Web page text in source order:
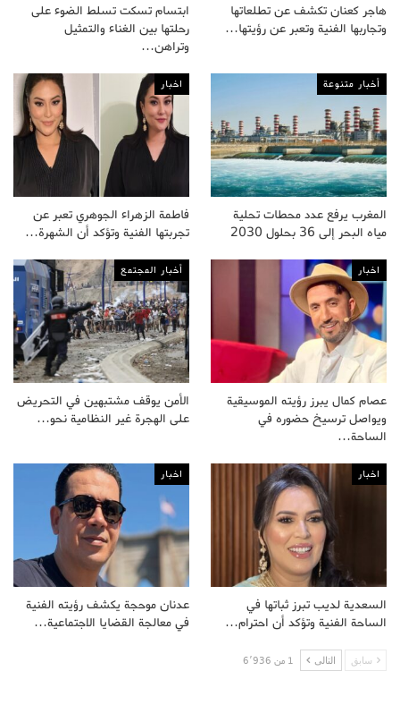
هاجر كعنان تكشف عن تطلعاتها
وتجاربها الفنية وتعبر عن رؤيتها…
ابتسام تسكت تسلط الضوء على
رحلتها بين الغناء والتمثيل
وتراهن…
أخبار متنوعة
المغرب يرفع عدد محطات تحلية
مياه البحر إلى 36 بحلول 2030
اخبار
فاطمة الزهراء الجوهري تعبر عن
تجربتها الفنية وتؤكد أن الشهرة…
اخبار
عصام كمال يبرز رؤيته الموسيقية
ويواصل ترسيخ حضوره في
الساحة…
أخبار المجتمع
الأمن يوقف مشتبهين في التحريض
على الهجرة غير النظامية نحو…
اخبار
السعدية لديب تبرز ثباتها في
الساحة الفنية وتؤكد أن احترام…
اخبار
عدنان موحجة يكشف رؤيته الفنية
في معالجة القضايا الاجتماعية…
سابق التالى 1 من 6٬936